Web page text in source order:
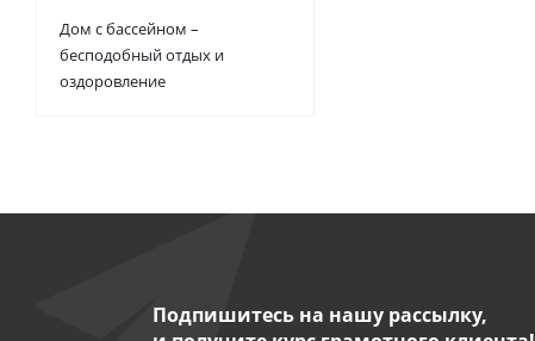
Дом с бассейном –
бесподобный отдых и
оздоровление
Подпишитесь на нашу рассылку,